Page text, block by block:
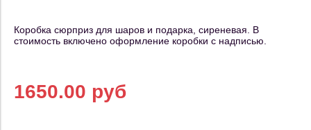
Коробка сюрприз для шаров и подарка, сиреневая. В
стоимость включено оформление коробки с надписью.
1650.00 руб